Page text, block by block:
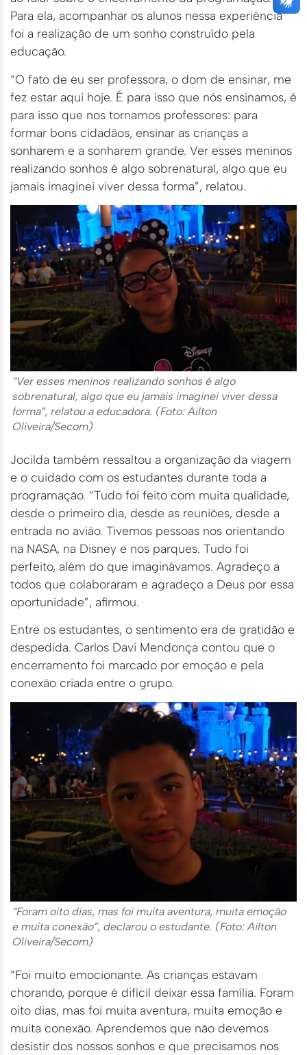
Para ela, acompanhar os alunos nessa experiência
foi a realização de um sonho construído pela
educação.
“O fato de eu ser professora, o dom de ensinar, me
fez estar aqui hoje. É para isso que nós ensinamos, é
para isso que nos tornamos professores: para
formar bons cidadãos, ensinar as crianças a
sonharem e a sonharem grande. Ver esses meninos
realizando sonhos é algo sobrenatural, algo que eu
jamais imaginei viver dessa forma”, relatou.
“Ver esses meninos realizando sonhos é algo
sobrenatural, algo que eu jamais imaginei viver dessa
forma”, relatou a educadora. (Foto: Ailton
Oliveira/Secom)
Jocilda também ressaltou a organização da viagem
e o cuidado com os estudantes durante toda a
programação. “Tudo foi feito com muita qualidade,
desde o primeiro dia, desde as reuniões, desde a
entrada no avião. Tivemos pessoas nos orientando
na NASA, na Disney e nos parques. Tudo foi
perfeito, além do que imaginávamos. Agradeço a
todos que colaboraram e agradeço a Deus por essa
oportunidade”, afirmou.
Entre os estudantes, o sentimento era de gratidão e
despedida. Carlos Davi Mendonça contou que o
encerramento foi marcado por emoção e pela
conexão criada entre o grupo.
“Foram oito dias, mas foi muita aventura, muita emoção
e muita conexão”, declarou o estudante. (Foto: Ailton
Oliveira/Secom)
“Foi muito emocionante. As crianças estavam
chorando, porque é difícil deixar essa família. Foram
oito dias, mas foi muita aventura, muita emoção e
muita conexão. Aprendemos que não devemos
desistir dos nossos sonhos e que precisamos nos